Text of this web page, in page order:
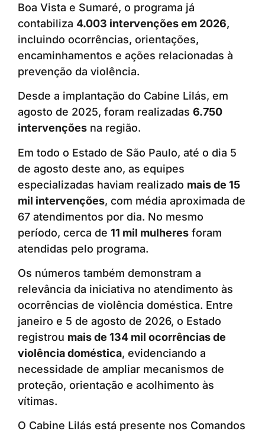
Boa Vista e Sumaré, o programa já
contabiliza 4.003 intervenções em 2026,
incluindo ocorrências, orientações,
encaminhamentos e ações relacionadas à
prevenção da violência.
Desde a implantação do Cabine Lilás, em
agosto de 2025, foram realizadas 6.750
intervenções na região.
Em todo o Estado de São Paulo, até o dia 5
de agosto deste ano, as equipes
especializadas haviam realizado mais de 15
mil intervenções, com média aproximada de
67 atendimentos por dia. No mesmo
período, cerca de 11 mil mulheres foram
atendidas pelo programa.
Os números também demonstram a
relevância da iniciativa no atendimento às
ocorrências de violência doméstica. Entre
janeiro e 5 de agosto de 2026, o Estado
registrou mais de 134 mil ocorrências de
violência doméstica, evidenciando a
necessidade de ampliar mecanismos de
proteção, orientação e acolhimento às
vítimas.
O Cabine Lilás está presente nos Comandos